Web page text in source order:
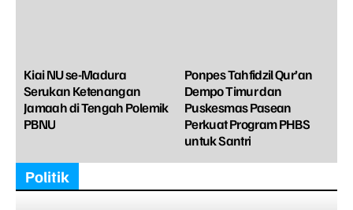
Kiai NU se-Madura
Serukan Ketenangan
Jamaah di Tengah Polemik
PBNU
Ponpes Tahfidzil Qur’an
Dempo Timur dan
Puskesmas Pasean
Perkuat Program PHBS
untuk Santri
Politik